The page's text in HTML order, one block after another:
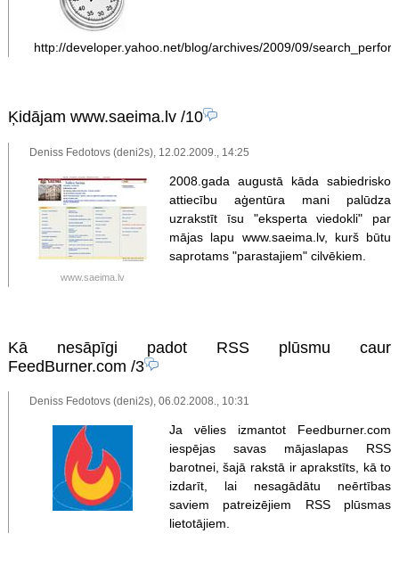
http://developer.yahoo.net/blog/archives/2009/09/
Ķidājam www.saeima.lv/10
Deniss Fedotovs (deni2s), 12.02.2009., 14:25
www.saeima.lv
2008.gada augustā kāda sabiedrisko
attiecību aģentūra mani palūdza
uzrakstīt īsu "eksperta viedokli" par
mājas lapu www.saeima.lv, kurš būtu
saprotams "parastajiem" cilvēkiem.
Kā nesāpīgi padot RSS plūsmu caur
FeedBurner.com /3
Deniss Fedotovs (deni2s), 06.02.2008., 10:31
Ja vēlies izmantot Feedburner.com
iespējas savas mājaslapas RSS
barotnei, šajā rakstā ir aprakstīts, kā to
izdarīt, lai nesagādātu neērtības
saviem patreizējiem RSS plūsmas
lietotājiem.